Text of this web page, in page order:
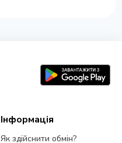
Інформація
Як здійснити обмін?